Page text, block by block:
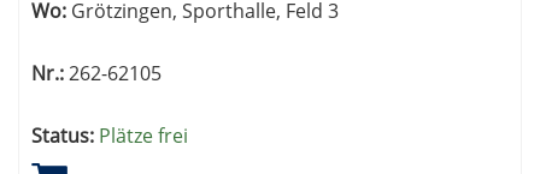
Wo: Grötzingen, Sporthalle, Feld 3
Nr.:262-62105
Status: Plätze frei